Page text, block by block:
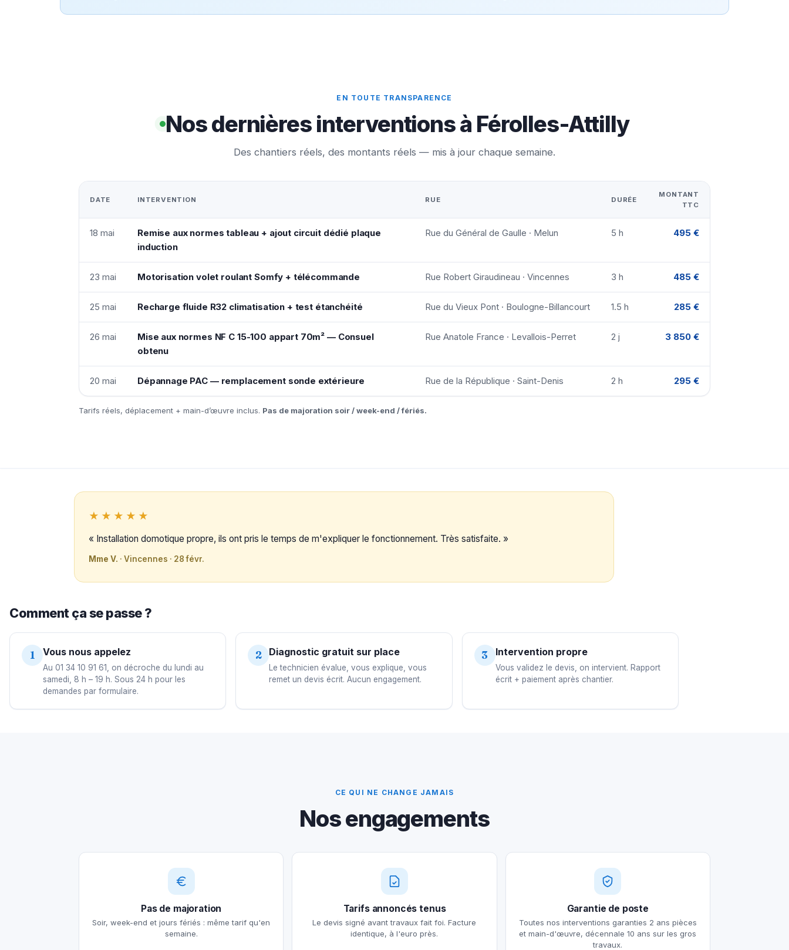
EN TOUTE TRANSPARENCE
Nos dernières interventions à Férolles-Attilly
Des chantiers réels, des montants réels — mis à jour chaque semaine.
DATE INTERVENTION RUE DURÉE
MONTANT
TTC
18 mai
Remise aux normes tableau + ajout circuit dédié plaque
induction
Rue du Général de Gaulle · Melun 5 h 495 €
23 mai Motorisation volet roulant Somfy + télécommande Rue Robert Giraudineau · Vincennes 3 h 485 €
25 mai Recharge fluide R32 climatisation + test étanchéité Rue du Vieux Pont · Boulogne-Billancourt 1.5 h 285 €
26 mai
Mise aux normes NF C 15-100 appart 70m² — Consuel
obtenu
Rue Anatole France · Levallois-Perret 2 j 3 850 €
20 mai Dépannage PAC — remplacement sonde extérieure Rue de la République · Saint-Denis 2 h 295 €
Tarifs réels, déplacement + main-d’œuvre inclus. Pas de majoration soir / week-end / fériés.
★★★★★
« Installation domotique propre, ils ont pris le temps de m'expliquer le fonctionnement. Très satisfaite. »
Mme V. · Vincennes · 28 févr.
Comment ça se passe ?
1 Vous nous appelez
Au 01 34 10 91 61, on décroche du lundi au
samedi, 8 h – 19 h. Sous 24 h pour les
demandes par formulaire.
2 Diagnostic gratuit sur place
Le technicien évalue, vous explique, vous
remet un devis écrit. Aucun engagement.
3 Intervention propre
Vous validez le devis, on intervient. Rapport
écrit + paiement après chantier.
CE QUI NE CHANGE JAMAIS
Nos engagements
Pas de majoration
Soir, week-end et jours fériés : même tarif qu'en
semaine.
Tarifs annoncés tenus
Le devis signé avant travaux fait foi. Facture
identique, à l'euro près.
Garantie de poste
Toutes nos interventions garanties 2 ans pièces
et main-d'œuvre, décennale 10 ans sur les gros
travaux.